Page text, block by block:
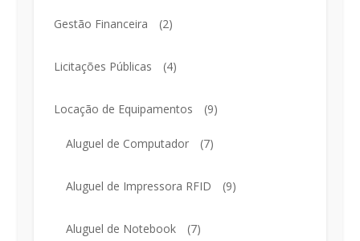
Gestão Financeira (2)
Licitações Públicas (4)
Locação de Equipamentos (9)
Aluguel de Computador (7)
Aluguel de Impressora RFID (9)
Aluguel de Notebook (7)